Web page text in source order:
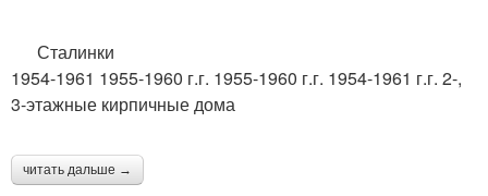
Сталинки
1954-1961 1955-1960 г.г. 1955-1960 г.г. 1954-1961 г.г. 2-,
3-этажные кирпичные дома
читать дальше →